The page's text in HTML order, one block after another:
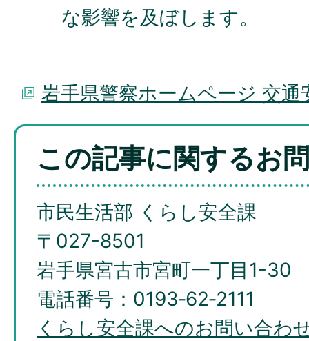
な影響を及ぼします。
岩手県警察ホームページ 交通
この記事に関するお
市民生活部 くらし安全課
〒027-8501
岩手県宮古市宮町一丁目1-30
電話番号：0193‐62‐2111
くらし安全課へのお問い合わ